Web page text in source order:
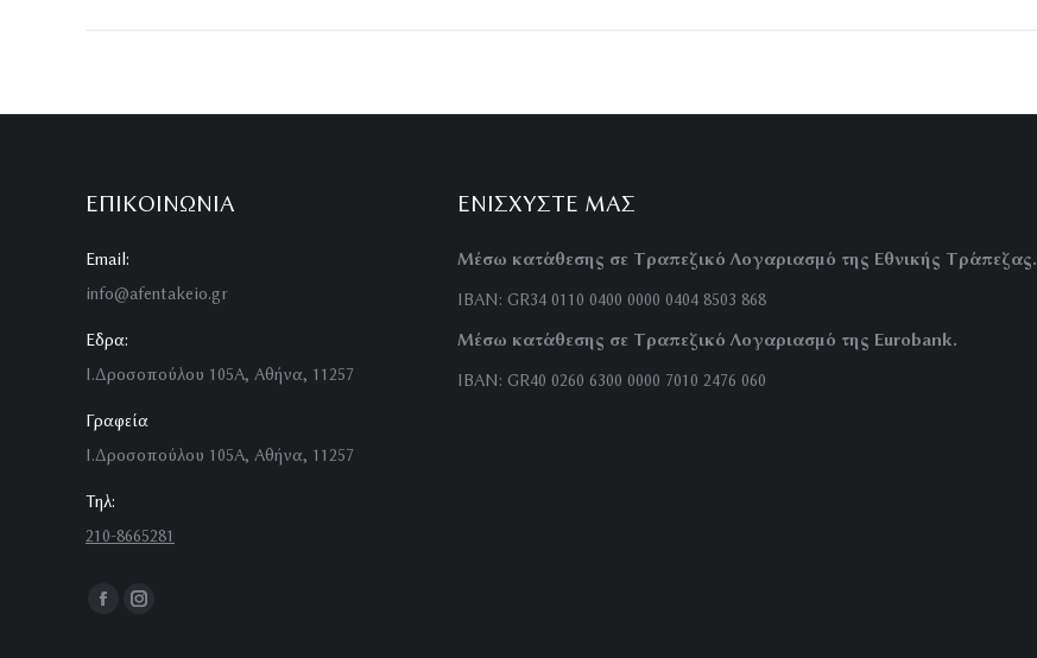
ΕΠΙΚΟΙΝΩΝΊΑ
Email:
info@afentakeio.gr
Εδρα:
Ι.Δροσοπούλου 105Α, Αθήνα, 11257
Γραφεία
Ι.Δροσοπούλου 105Α, Αθήνα, 11257
Τηλ:
210-8665281
Find us on:
FacebookInstagram
ΕΝΙΣΧΎΣΤΕ ΜΑΣ
Μέσω κατάθεσης σε Τραπεζικό Λογαριασμό της Εθνικής Τράπεζας.
IBAN: GR34 0110 0400 0000 0404 8503 868
Μέσω κατάθεσης σε Τραπεζικό Λογαριασμό της Eurobank.
IBAN: GR40 0260 6300 0000 7010 2476 060